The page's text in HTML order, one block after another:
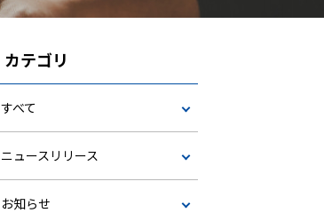
カテゴリ
すべて
ニュースリリース
お知らせ